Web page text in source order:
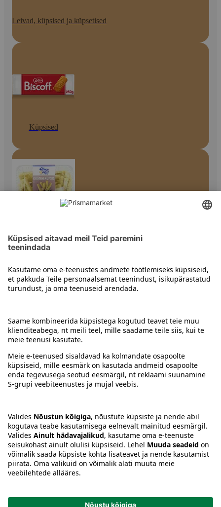
Leivad, küpsised ja küpsetised
Küpsised
Muud küpsised
Juhised
Tingimused
Keel:ETENRU